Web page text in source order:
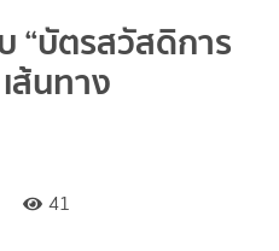
“บัตรสวัสดิการ
ส้นทาง
41